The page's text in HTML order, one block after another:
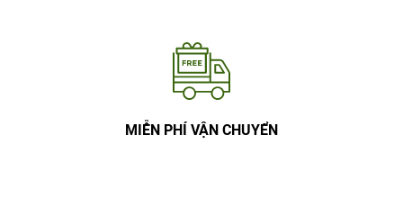
MIỄN PHÍ VẬN CHUYỂN